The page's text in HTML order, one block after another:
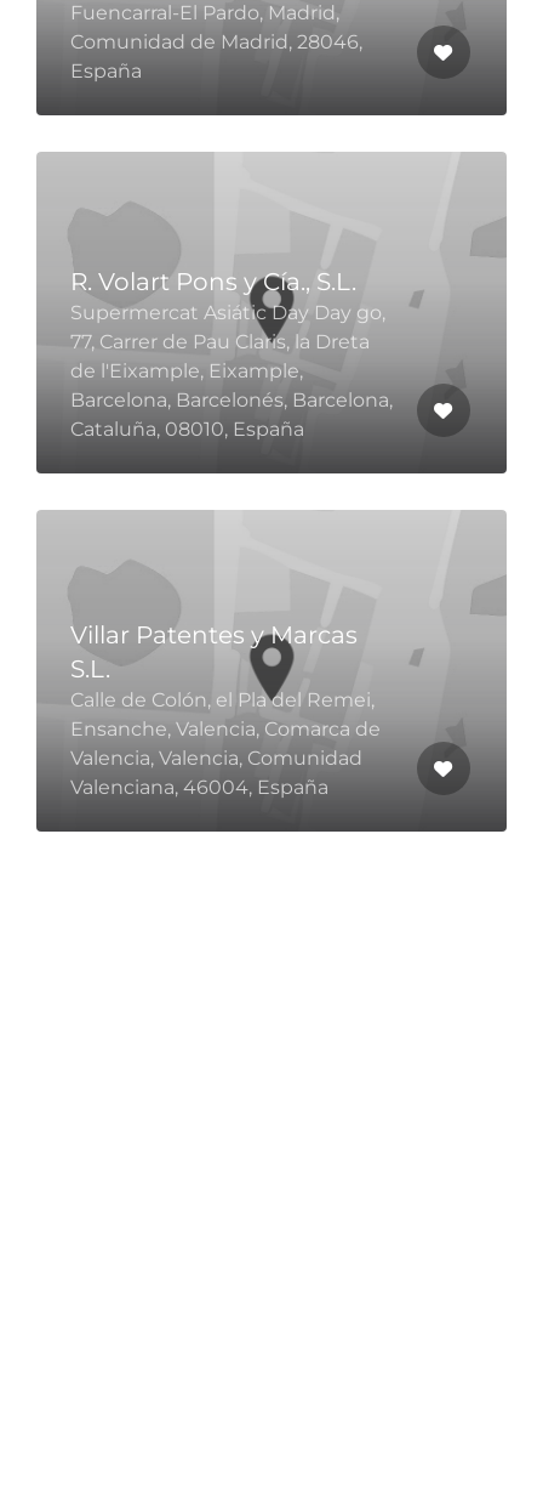
Fuencarral-El Pardo, Madrid,
Comunidad de Madrid, 28046,
España
R. Volart Pons y Cía., S.L.
Supermercat Asiátic Day Day go,
77, Carrer de Pau Claris, la Dreta
de l'Eixample, Eixample,
Barcelona, Barcelonés, Barcelona,
Cataluña, 08010, España
Villar Patentes y Marcas
S.L.
Calle de Colón, el Pla del Remei,
Ensanche, Valencia, Comarca de
Valencia, Valencia, Comunidad
Valenciana, 46004, España